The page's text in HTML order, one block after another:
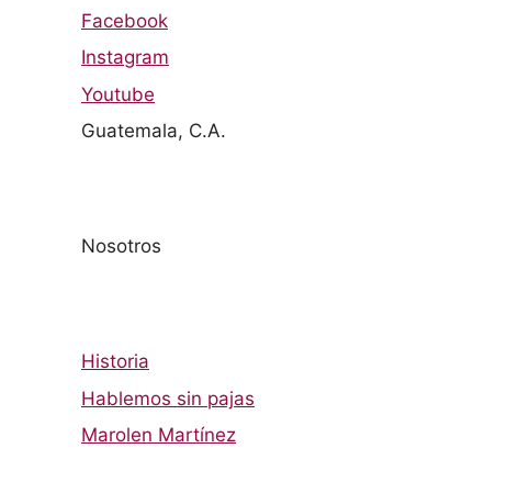
Facebook
Instagram
Youtube
Guatemala, C.A.
Nosotros
Historia
Hablemos sin pajas
Marolen Martínez